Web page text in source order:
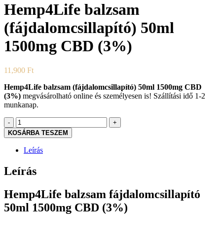
Hemp4Life balzsam
(fájdalomcsillapító) 50ml
1500mg CBD (3%)
11,900 Ft
Hemp4Life balzsam (fájdalomcsillapító) 50ml 1500mg CBD
(3%) megvásárolható online és személyesen is! Szállítási idő 1-2
munkanap.
Hemp4Life
balzsam
(fájdalomcsillapító)
50ml
1500mg
CBD
(3%)
KOSÁRBA TESZEM
Leírás
Leírás
Hemp4Life balzsam fájdalomcsillapító
50ml 1500mg CBD (3%)